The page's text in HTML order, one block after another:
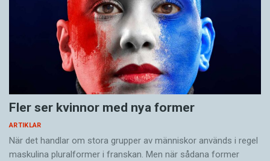
Fler ser kvinnor med nya former
ARTIKLAR
När det handlar om stora grupper av människor används i regel
maskulina pluralformer i franskan. Men när sådana ­former